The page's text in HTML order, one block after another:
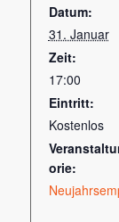
Datum:
31. Januar
Zeit:
17:00
Eintritt:
Kostenlos
orie: